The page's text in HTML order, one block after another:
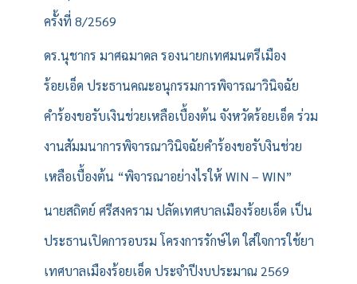
ครั้งที่ 8/2569
ดร.นุชากร มาศฉมาดล รองนายกเทศมนตรีเมือง
ร้อยเอ็ด ประธานคณะอนุกรรมการพิจารณาวินิจฉัย
คำร้องขอรับเงินช่วยเหลือเบื้องต้น จังหวัดร้อยเอ็ด ร่วม
งานสัมมนาการพิจารณาวินิจฉัยคำร้องขอรับงินช่วย
เหลือเบื้องต้น “พิจารณาอย่างไรให้ WIN – WIN”
นายสถิตย์ ศรีสงคราม ปลัดเทศบาลเมืองร้อยเอ็ด เป็น
ประธานเปิดการอบรม โครงการรักษ์ไต ใส่ใจการใช้ยา
เทศบาลเมืองร้อยเอ็ด ประจำปีงบประมาณ 2569